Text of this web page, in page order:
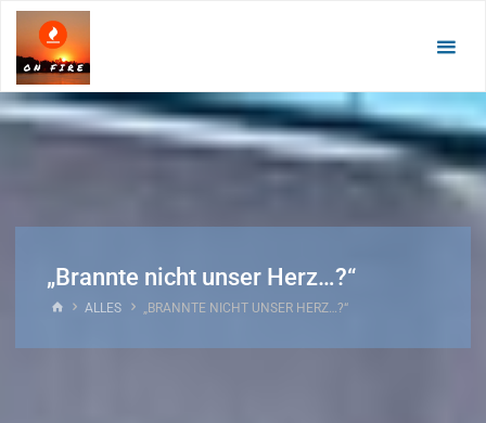
Zum
springen
„Brannte nicht unser Herz…?“
START
ALLES „BRANNTE NICHT UNSER HERZ…?“